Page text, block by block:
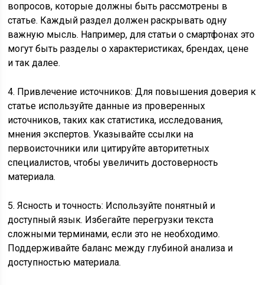
вопросов, которые должны быть рассмотрены в
статье. Каждый раздел должен раскрывать одну
важную мысль. Например, для статьи о смартфонах это
могут быть разделы о характеристиках, брендах, цене
и так далее.
4. Привлечение источников: Для повышения доверия к
статье используйте данные из проверенных
источников, таких как статистика, исследования,
мнения экспертов. Указывайте ссылки на
первоисточники или цитируйте авторитетных
специалистов, чтобы увеличить достоверность
материала.
5. Ясность и точность: Используйте понятный и
доступный язык. Избегайте перегрузки текста
сложными терминами, если это не необходимо.
Поддерживайте баланс между глубиной анализа и
доступностью материала.